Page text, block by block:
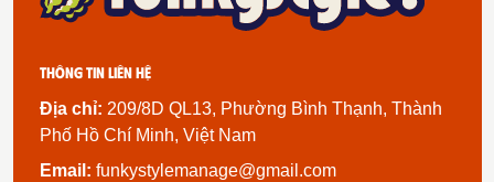
Thông tin liên hệ
Địa chỉ: 209/8D QL13, Phường Bình Thạnh, Thành
Phố Hồ Chí Minh, Việt Nam
Email: funkystylemanage@gmail.com